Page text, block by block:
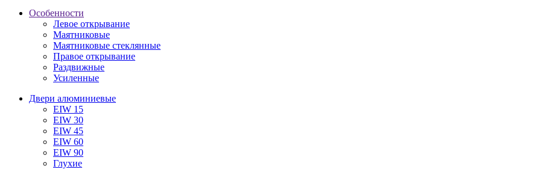
Особенности
Левое открывание
Маятниковые
Маятниковые стеклянные
Правое открывание
Раздвижные
Усиленные
Двери алюминиевые
EIW 15
EIW 30
EIW 45
EIW 60
EIW 90
Глухие